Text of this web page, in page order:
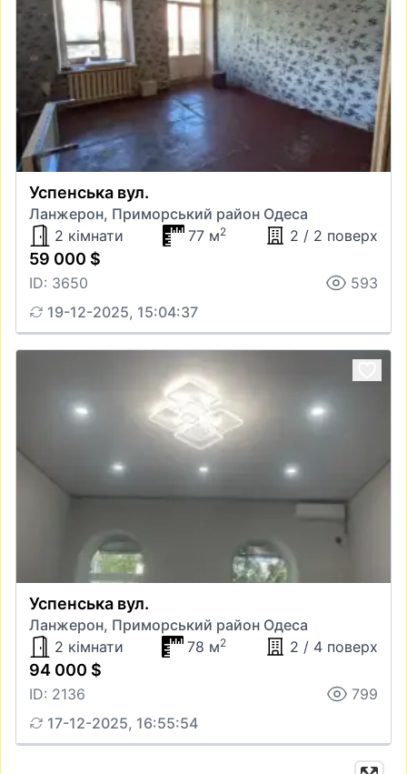
Успенська вул.
Ланжерон, Приморський район Одеса
2 кімнати
77 м2 2 / 2 поверх
59 000 $
ID: 3650
593
19-12-2025, 15:04:37
Успенська вул.
Ланжерон, Приморський район Одеса
2 кімнати
78 м2 2 / 4 поверх
94 000 $
ID: 2136
799
17-12-2025, 16:55:54